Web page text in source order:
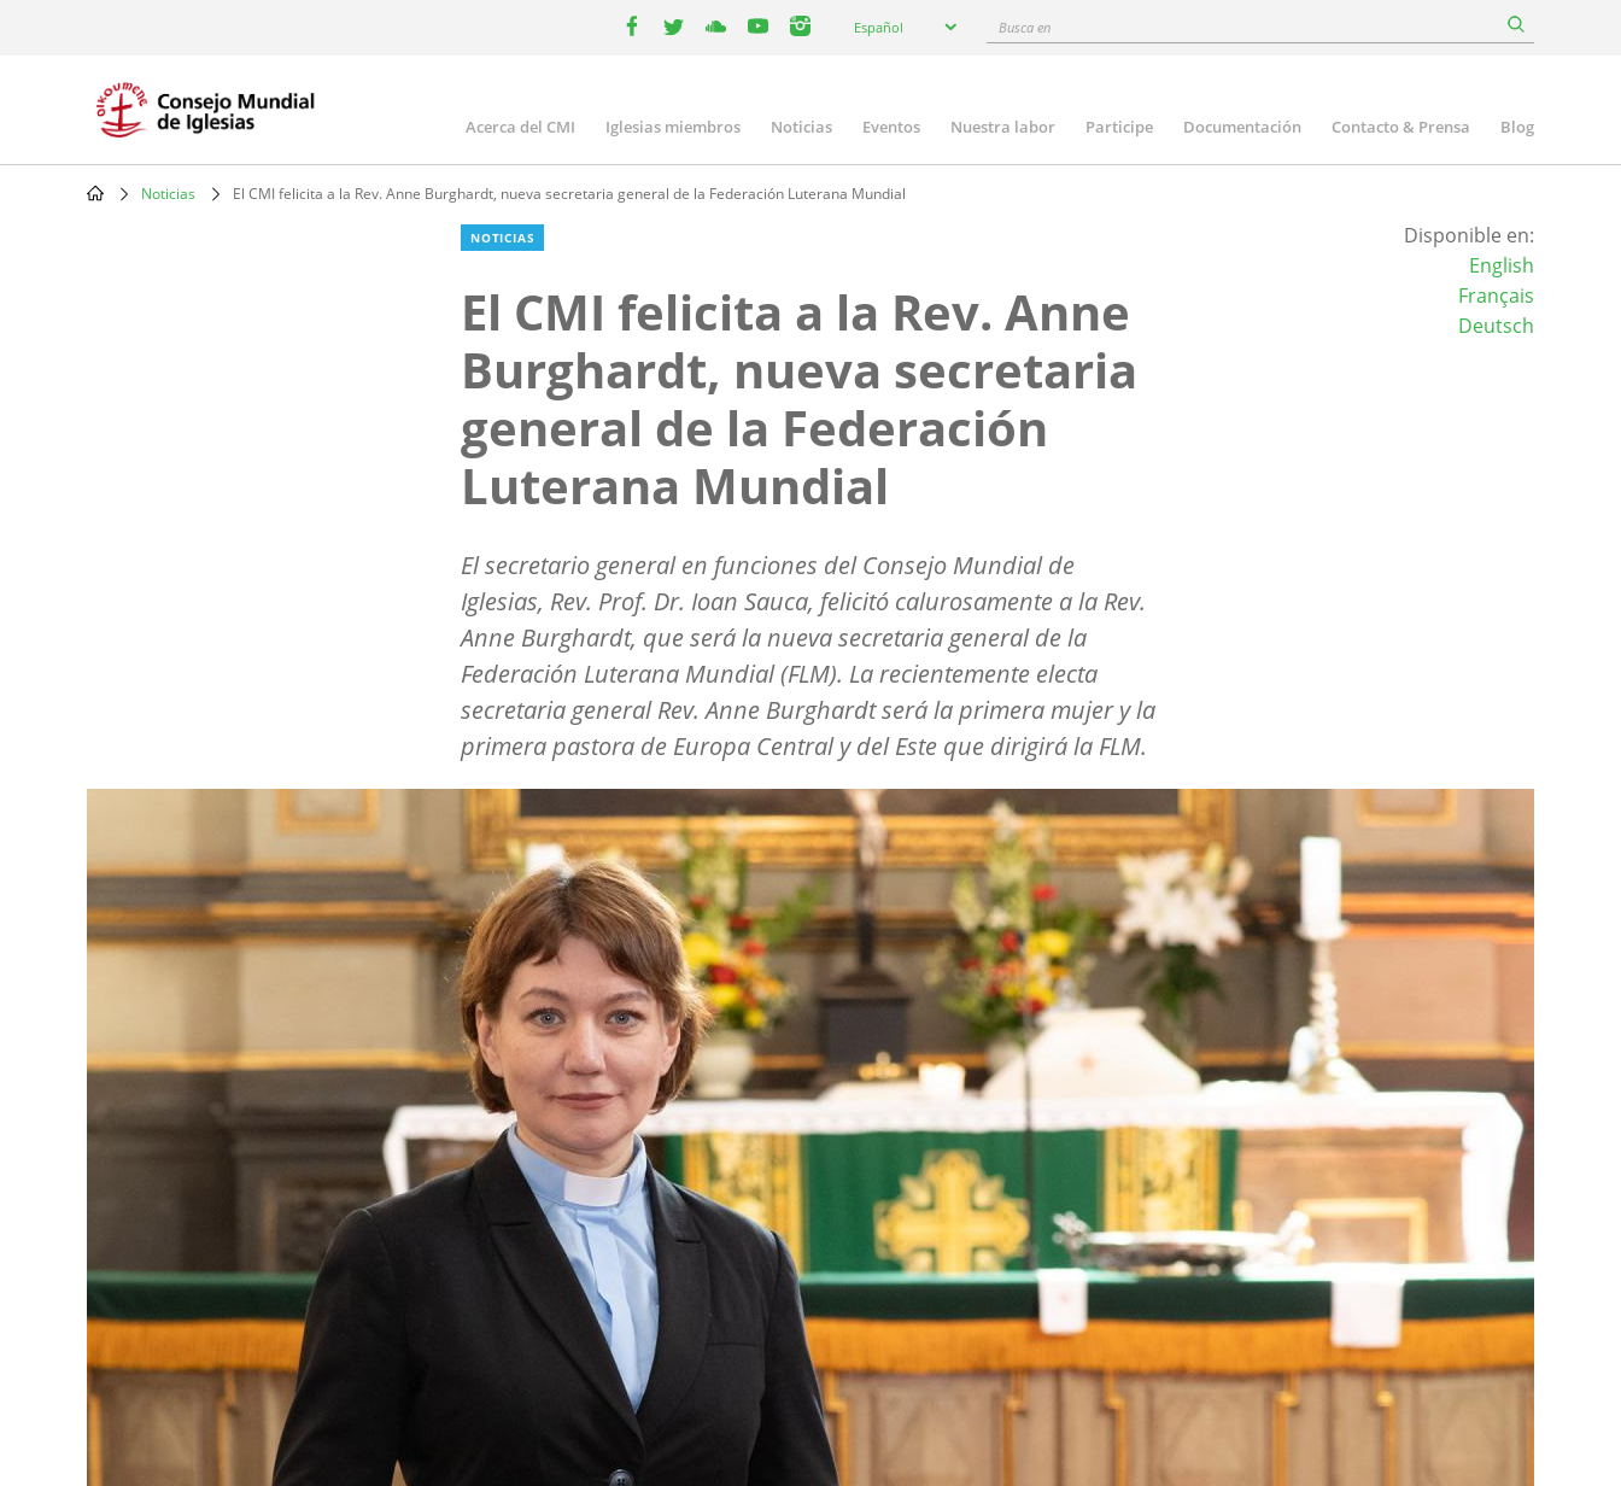
your
Español
Busca
Main
navigation
Acerca del CMI Iglesias miembros Noticias Eventos Nuestra labor Participe Documentación Contacto & Prensa Blog
Noticias El CMI felicita a la Rev. Anne Burghardt, nueva secretaria general de la Federación Luterana Mundial
NOTICIAS
El CMI felicita a la Rev. Anne
Burghardt, nueva secretaria
general de la Federación
Luterana Mundial
El secretario general en funciones del Consejo Mundial de
Iglesias, Rev. Prof. Dr. Ioan Sauca, felicitó calurosamente a la Rev.
Anne Burghardt, que será la nueva secretaria general de la
Federación Luterana Mundial (FLM). La recientemente electa
secretaria general Rev. Anne Burghardt será la primera mujer y la
primera pastora de Europa Central y del Este que dirigirá la FLM.
Disponible en:
English
Français
Deutsch